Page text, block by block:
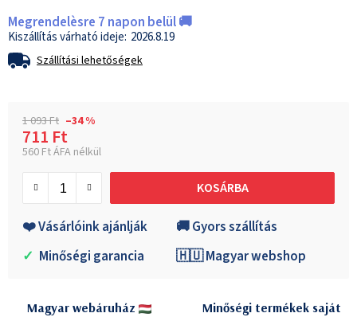
Megrendelèsre 7 napon belül 🚚
2026.8.19
Szállítási lehetőségek
1 093 Ft –34 %
711 Ft
560 Ft ÁFA nélkül
KOSÁRBA
❤️ Vásárlóink ajánlják
🚚 Gyors szállítás
✓ Minőségi garancia 🇭🇺 Magyar webshop
Magyar webáruház
Minőségi termékek saját